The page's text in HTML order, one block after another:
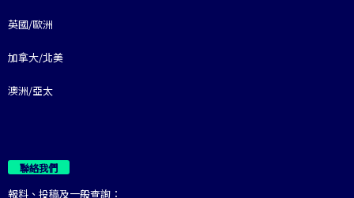
英國/歐洲
加拿大/北美
澳洲/亞太
聯絡我們
報料、投稿及一般查詢：